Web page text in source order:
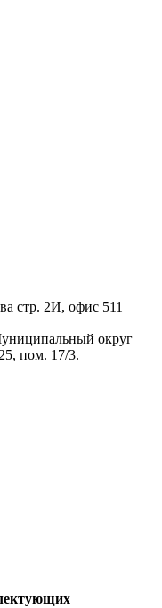
стр. 2И, офис 511
округ
пом. 17/3.